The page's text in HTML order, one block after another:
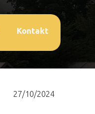
27/10/2024
Kontakt